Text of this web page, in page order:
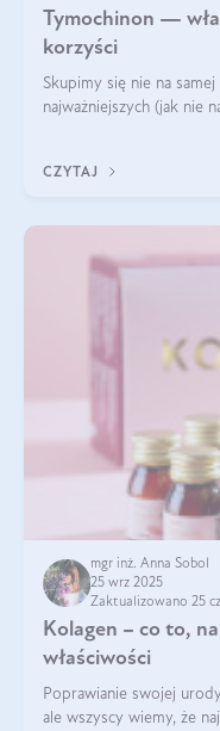
Tymochinon —
korzyści
Skupimy się nie na
najważniejszych (jak nie
CZYTAJ
mgr inż. Anna Sobol
25 wrz 2025
Zaktualizowano 25
Kolagen – co to,
właściwości
Poprawianie swojej
ale wszyscy wiemy, że